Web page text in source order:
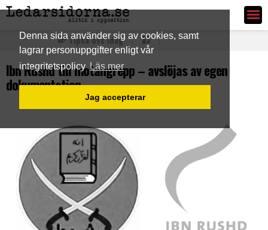
Denna sida använder sig av cookies, samt
lagrar personuppgifter enligt vår
integritetspolicyLäs mer
Jag accepterar
Ledarsidorna.se
Tipsa oss idag
Ibn Rushd till motangrepp – avslöjas av egen
dokumentation